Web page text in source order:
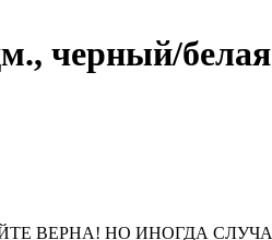
черный/
ВЕРНА! НО ИНОГДА